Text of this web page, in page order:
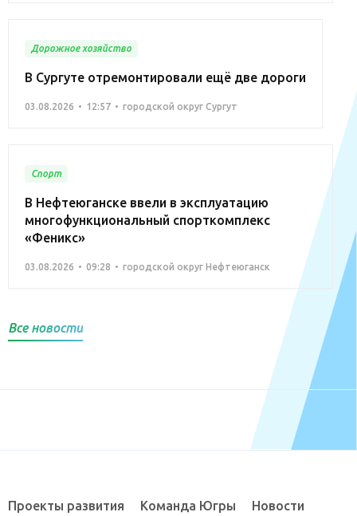
Дорожное хозяйство
В Сургуте отремонтировали ещё две дороги
03.08.2026 12:57 городской округ Сургут
Спорт
В Нефтеюганске ввели в эксплуатацию
многофункциональный спорткомплекс
«Феникс»
03.08.2026 09:28 городской округ Нефтеюганск
Все новости
Проекты развития Команда Югры Новости